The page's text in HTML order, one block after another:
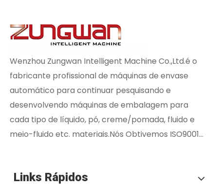
Wenzhou Zungwan Intelligent Machine Co.,Ltd.é o
fabricante profissional de máquinas de envase
automático para continuar pesquisando e
desenvolvendo máquinas de embalagem para
cada tipo de líquido, pó, creme/pomada, fluido e
meio-fluido etc. materiais.Nós Obtivemos ISO9001...
Links Rápidos